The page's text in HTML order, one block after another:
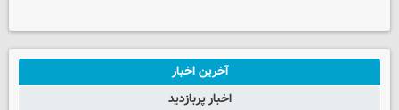
آخرین اخبار
اخبار پربازدید